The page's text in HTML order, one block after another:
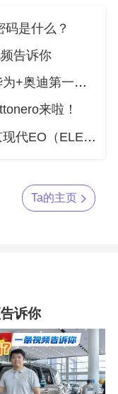
是什么？
告诉你
一汽奥迪Q6L e-tron已到店 华为+奥迪第一车究竟有啥硬核实力？
来啦！
全球首个厂商开放实测，北京现代EO（ELEXIO）重新定义新质安全
Ta的主页
诉你